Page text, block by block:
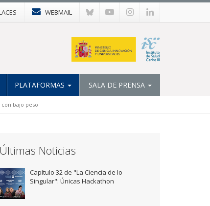
WEBMAIL
PLATAFORMAS SALA DE PRENSA
bajo peso
Últimas Noticias
Capítulo 32 de "La Ciencia de lo
Singular": Únicas Hackathon